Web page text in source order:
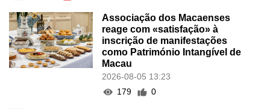
Associação dos Macaenses
reage com «satisfação» à
inscrição de manifestações
como Património Intangível de
Macau
2026-08-05 13:23
179
0